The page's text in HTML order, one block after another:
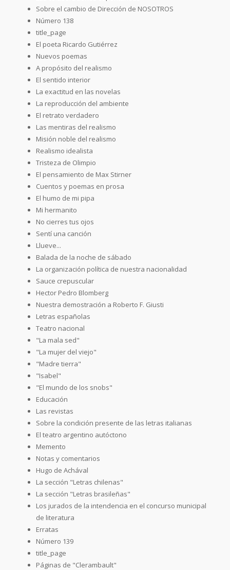
Sobre el cambio de Dirección de NOSOTROS
Número 138
title_page
El poeta Ricardo Gutiérrez
Nuevos poemas
A propósito del realismo
El sentido interior
La exactitud en las novelas
La reproducción del ambiente
El retrato verdadero
Las mentiras del realismo
Misión noble del realismo
Realismo idealista
Tristeza de Olimpio
El pensamiento de Max Stirner
Cuentos y poemas en prosa
El humo de mi pipa
Mi hermanito
No cierres tus ojos
Sentí una canción
Llueve...
Balada de la noche de sábado
La organización política de nuestra nacionalidad
Sauce crepuscular
Hector Pedro Blomberg
Nuestra demostración a Roberto F. Giusti
Letras españolas
Teatro nacional
"La mala sed"
"La mujer del viejo"
"Madre tierra"
"Isabel"
"El mundo de los snobs"
Educación
Las revistas
Sobre la condición presente de las letras italianas
El teatro argentino autóctono
Memento
Notas y comentarios
Hugo de Achával
La sección "Letras chilenas"
La sección "Letras brasileñas"
Los jurados de la intendencia en el concurso municipal
de literatura
Erratas
Número 139
title_page
Páginas de "Clerambault"